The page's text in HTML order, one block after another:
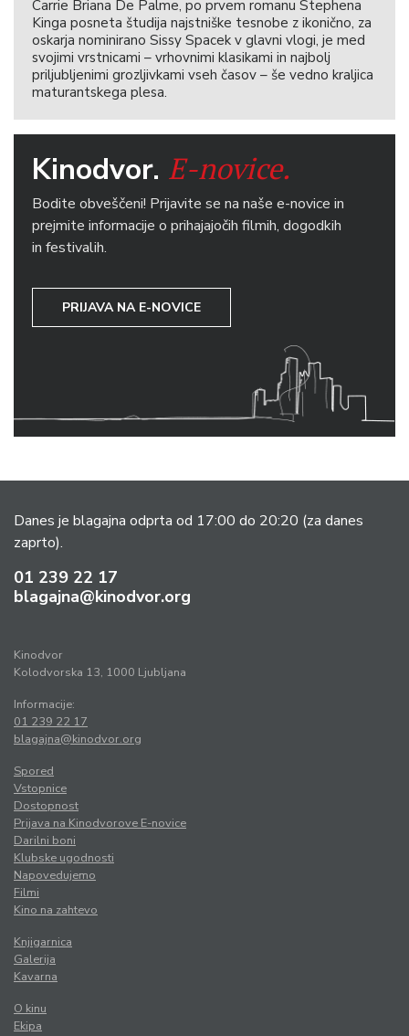
Carrie Briana De Palme, po prvem romanu Stephena
Kinga posneta študija najstniške tesnobe z ikonično, za
oskarja nominirano Sissy Spacek v glavni vlogi, je med
svojimi vrstnicami – vrhovnimi klasikami in najbolj
priljubljenimi grozljivkami vseh časov – še vedno kraljica
maturantskega plesa.
Kinodvor. E-novice.
Bodite obveščeni! Prijavite se na naše e-novice in
prejmite informacije o prihajajočih filmih, dogodkih
in festivalih.
PRIJAVA NA E-NOVICE
Danes je blagajna odprta od 17:00 do 20:20 (za danes
zaprto).
01 239 22 17
blagajna@kinodvor.org
Kinodvor
Kolodvorska 13, 1000 Ljubljana
Informacije:
01 239 22 17
blagajna@kinodvor.org
Spored
Vstopnice
Dostopnost
Prijava na Kinodvorove E-novice
Darilni boni
Klubske ugodnosti
Napovedujemo
Filmi
Kino na zahtevo
Knjigarnica
Galerija
Kavarna
O kinu
Ekipa